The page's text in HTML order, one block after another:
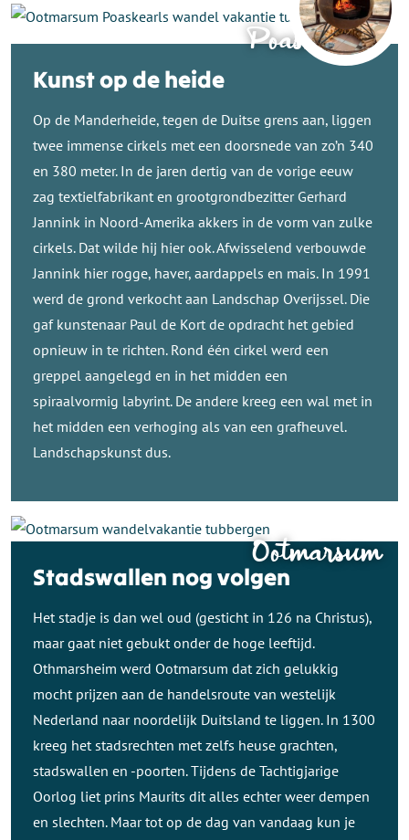
Poaskearls
Kunst op de heide
Op de Manderheide, tegen de Duitse grens aan, liggen
twee immense cirkels met een doorsnede van zo’n 340
en 380 meter. In de jaren dertig van de vorige eeuw
zag textielfabrikant en grootgrondbezitter Gerhard
Jannink in Noord-Amerika akkers in de vorm van zulke
cirkels. Dat wilde hij hier ook. Afwisselend verbouwde
Jannink hier rogge, haver, aardappels en mais. In 1991
werd de grond verkocht aan Landschap Overijssel. Die
gaf kunstenaar Paul de Kort de opdracht het gebied
opnieuw in te richten. Rond één cirkel werd een
greppel aangelegd en in het midden een
spiraalvormig labyrint. De andere kreeg een wal met in
het midden een verhoging als van een grafheuvel.
Landschapskunst dus.
Stadswallen nog volgen
Het stadje is dan wel oud (gesticht in 126 na Christus),
maar gaat niet gebukt onder de hoge leeftijd.
Othmarsheim werd Ootmarsum dat zich gelukkig
mocht prijzen aan de handelsroute van westelijk
Nederland naar noordelijk Duitsland te liggen. In 1300
kreeg het stadsrechten met zelfs heuse grachten,
stadswallen en -poorten. Tijdens de Tachtigjarige
Oorlog liet prins Maurits dit alles echter weer dempen
en slechten. Maar tot op de dag van vandaag kun je
Ootmarsum